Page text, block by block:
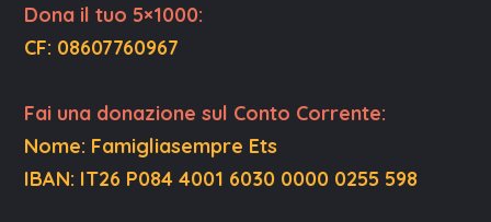
Dona il tuo 5×1000:
CF: 08607760967
Fai una donazione sul Conto Corrente:
Nome: Famigliasempre Ets
IBAN: IT26 P084 4001 6030 0000 0255 598